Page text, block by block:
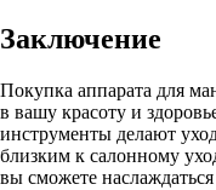
Заключение
Покупка аппарата для
в вашу красоту и
инструменты делают
близким к салонному
вы сможете